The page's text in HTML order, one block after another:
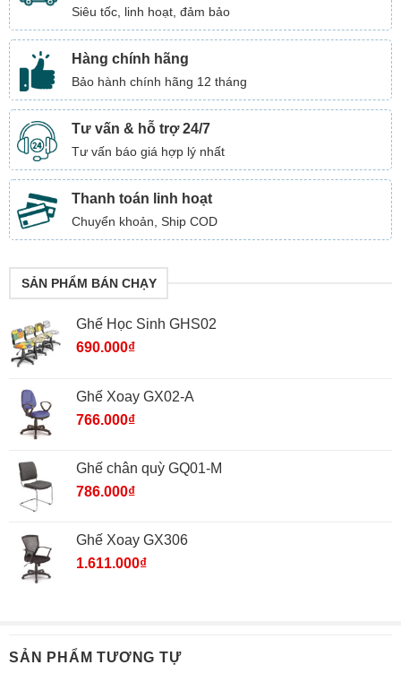
Siêu tốc, linh hoạt, đảm bảo
Hàng chính hãng
Bảo hành chính hãng 12 tháng
Tư vấn & hỗ trợ 24/7
Tư vấn báo giá hợp lý nhất
Thanh toán linh hoạt
Chuyển khoản, Ship COD
SẢN PHẨM BÁN CHẠY
Ghế Học Sinh GHS02
690.000₫
Ghế Xoay GX02-A
766.000₫
Ghế chân quỳ GQ01-M
786.000₫
Ghế Xoay GX306
1.611.000₫
SẢN PHẨM TƯƠNG TỰ